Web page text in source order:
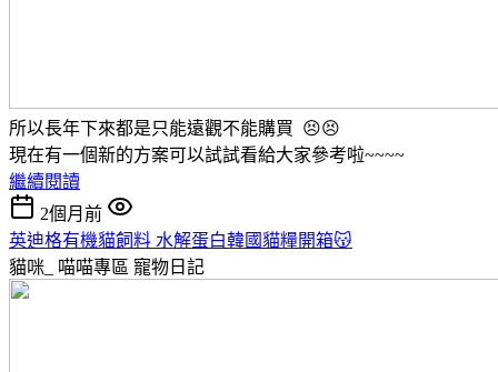
所以長年下來都是只能遠觀不能購買 😣😣
現在有一個新的方案可以試試看給大家參考啦~~~~
繼續閱讀
2個月前
英迪格有機貓飼料 水解蛋白韓國貓糧開箱😽
貓咪_ 喵喵專區 寵物日記